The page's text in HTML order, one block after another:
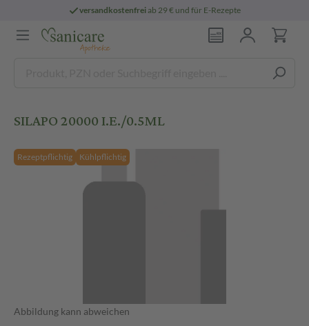
versandkostenfreiab 29 € und für E-Rezepte
SILAPO 20000 I.E./0.5ML
Rezeptpflichtig Kühlpflichtig
Abbildung kann abweichen